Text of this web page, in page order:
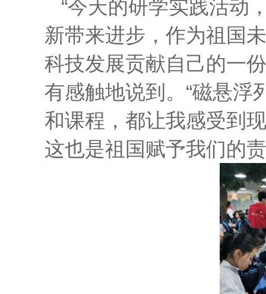
“今天的研学实践活动
新带来进步，作为祖国
科技发展贡献自己的一
有感触地说到。“磁悬浮
和课程，都让我感受到
这也是祖国赋予我们的